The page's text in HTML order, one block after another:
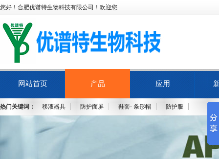
您好！合肥优谱特生物科技有限公司！欢迎您
网站首页 产品 应用
热门关键词： 移液器具 防护面屏 鞋套· 条形帽 防护服